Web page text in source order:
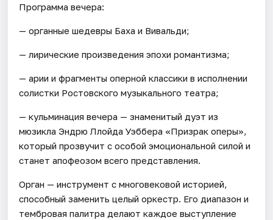
Программа вечера:
— органные шедевры Баха и Вивальди;
— лирические произведения эпохи романтизма;
— арии и фрагменты оперной классики в исполнении
солистки Ростовского музыкального театра;
— кульминация вечера — знаменитый дуэт из
мюзикла Эндрю Ллойда Уэббера «Призрак оперы»,
который прозвучит с особой эмоциональной силой и
станет апофеозом всего представления.
Орган — инструмент с многовековой историей,
способный заменить целый оркестр. Его диапазон и
тембровая палитра делают каждое выступление